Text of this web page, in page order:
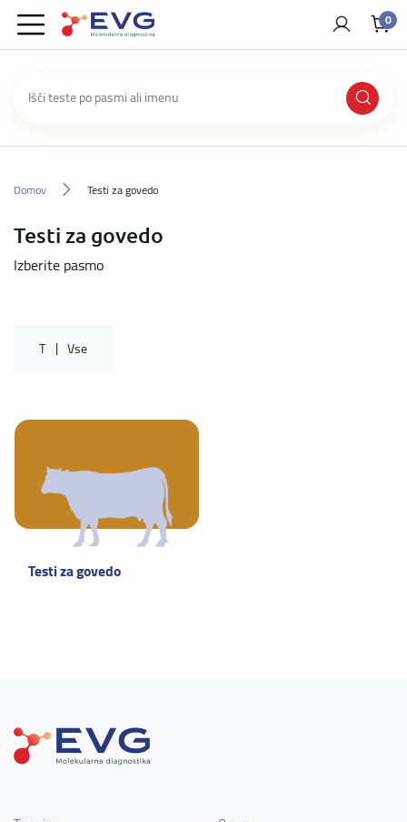
0
Domov Testi za govedo
Testi za govedo
Izberite pasmo
T Vse
Testi za govedo